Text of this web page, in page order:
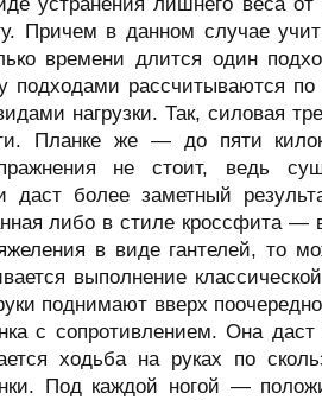
Причем в данном случае
времени длится один
рассчитываются
нагрузки. Так, силовая
Планке же — до пяти
не стоит, ведь
даст более заметный
либо в стиле кроссфита —
в виде гантелей, то
выполнение
поднимают вверх
с сопротивлением. Она
ходьба на руках по
Под каждой ногой —